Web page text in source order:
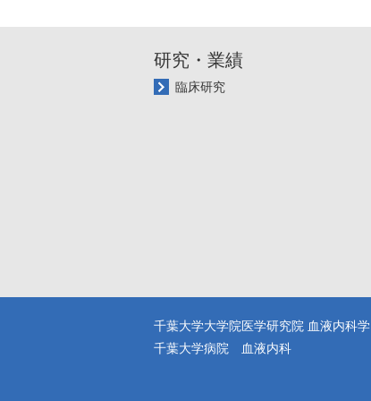
研究・業績
臨床研究
千葉大学大学院医学研究院 血液内科学
千葉大学病院 血液内科